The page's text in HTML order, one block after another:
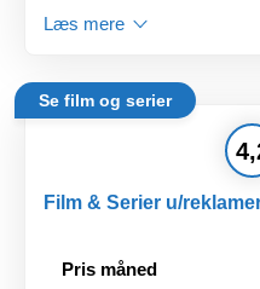
Læs mere
Se film og serier
Film & Serier u/
Pris måned